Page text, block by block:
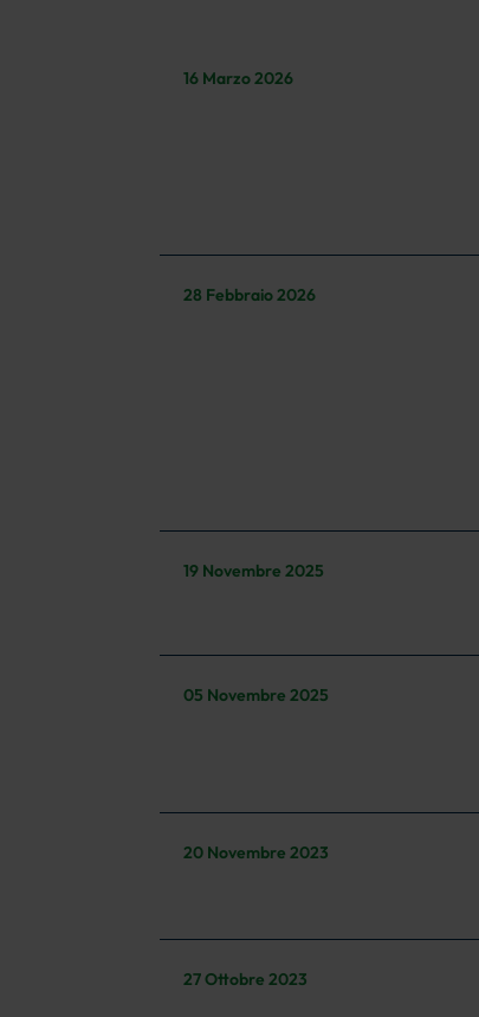
16 Marzo 2026
28 Febbraio 2026
19 Novembre 2025
05 Novembre 2025
20 Novembre 2023
27 Ottobre 2023